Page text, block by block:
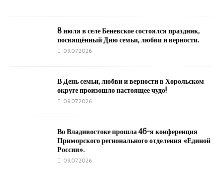
8 июля в селе Беневское состоялся праздник,
посвящённый Дню семьи, любви и верности.
09.07.2026
В День семьи, любви и верности в Хорольском
округе произошло настоящее чудо!
09.07.2026
Во Владивостоке прошла 46-я конференция
Приморского регионального отделения «Единой
России».
09.07.2026